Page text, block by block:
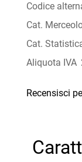
Codice
Cat.
Cat.
Aliquota IVA
Recensisci